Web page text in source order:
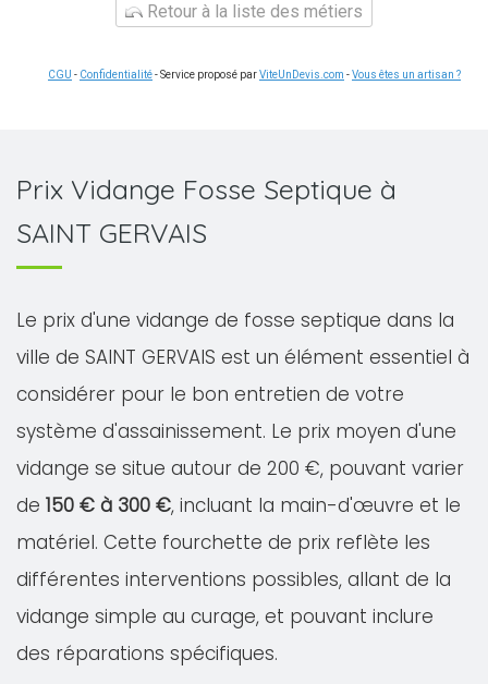
Retour à la liste des métiers
CGU - Confidentialité- Service proposé parViteUnDevis.com -Vous êtes un artisan ?
Prix Vidange Fosse Septique à
SAINT GERVAIS
Le prix d'une vidange de fosse septique dans la
ville de SAINT GERVAIS est un élément essentiel à
considérer pour le bon entretien de votre
système d'assainissement. Le prix moyen d'une
vidange se situe autour de 200 €, pouvant varier
de 150 € à 300 €, incluant la main-d'œuvre et le
matériel. Cette fourchette de prix reflète les
différentes interventions possibles, allant de la
vidange simple au curage, et pouvant inclure
des réparations spécifiques.